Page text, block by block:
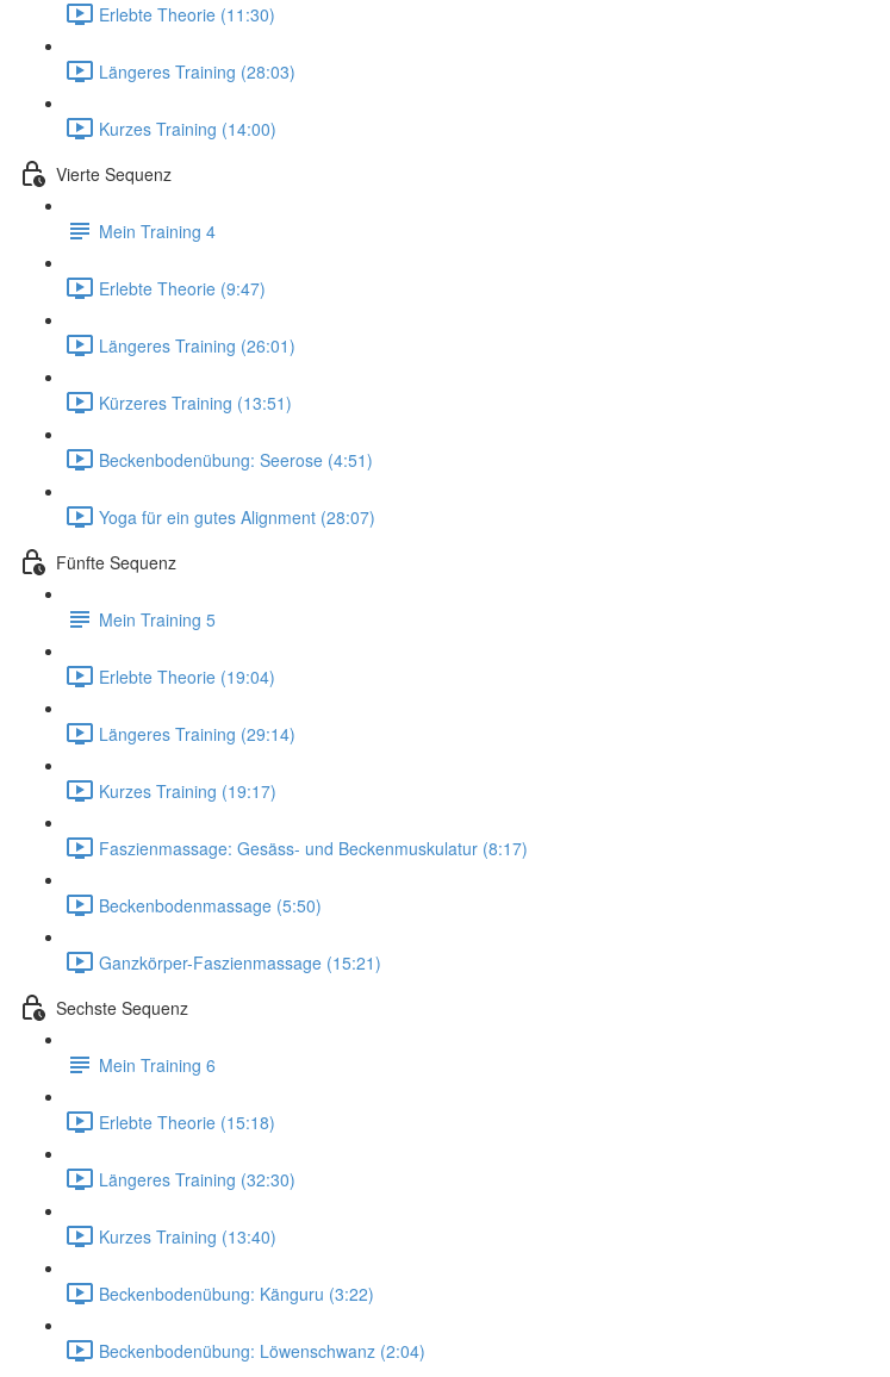
Erlebte Theorie (11:30)
Längeres Training (28:03)
Kurzes Training (14:00)
Vierte Sequenz
Mein Training 4
Erlebte Theorie (9:47)
Längeres Training (26:01)
Kürzeres Training (13:51)
Beckenbodenübung: Seerose (4:51)
Yoga für ein gutes Alignment (28:07)
Fünfte Sequenz
Mein Training 5
Erlebte Theorie (19:04)
Längeres Training (29:14)
Kurzes Training (19:17)
Faszienmassage: Gesäss- und Beckenmuskulatur (8:17)
Beckenbodenmassage (5:50)
Ganzkörper-Faszienmassage (15:21)
Sechste Sequenz
Mein Training 6
Erlebte Theorie (15:18)
Längeres Training (32:30)
Kurzes Training (13:40)
Beckenbodenübung: Känguru (3:22)
Beckenbodenübung: Löwenschwanz (2:04)